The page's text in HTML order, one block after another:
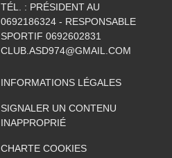
TÉL. : PRÉSIDENT AU
0692186324 - RESPONSABLE
SPORTIF 0692602831
CLUB.ASD974@GMAIL.COM
INFORMATIONS LÉGALES
SIGNALER UN CONTENU
INAPPROPRIÉ
CHARTE COOKIES